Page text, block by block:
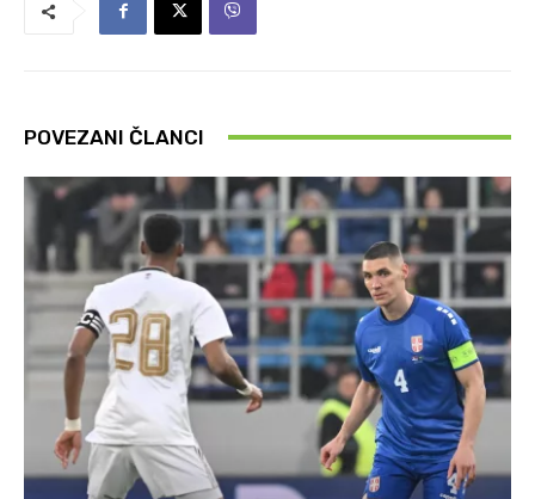
POVEZANI ČLANCI